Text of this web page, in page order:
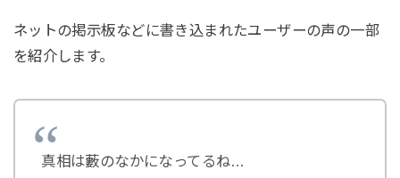
ネットの掲示板などに書き込まれたユーザーの声の一部
を紹介します。
真相は藪のなかになってるね…